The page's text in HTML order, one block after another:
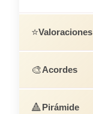
⭐Valoraciones
🎨Acordes
🔺Pirámide